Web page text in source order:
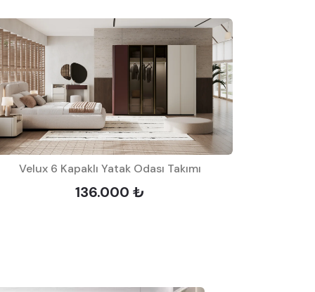
Velux 6 Kapaklı Yatak Odası Takımı
136.000 ₺